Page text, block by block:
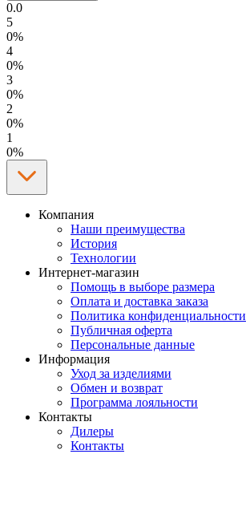
0.0
5
0%
4
0%
3
0%
2
0%
1
0%
Компания
Наши преимущества
История
Технологии
Интернет-магазин
Помощь в выборе размера
Оплата и доставка заказа
Политика конфиденциальности
Публичная оферта
Персональные данные
Информация
Уход за изделиями
Обмен и возврат
Программа лояльности
Контакты
Дилеры
Контакты